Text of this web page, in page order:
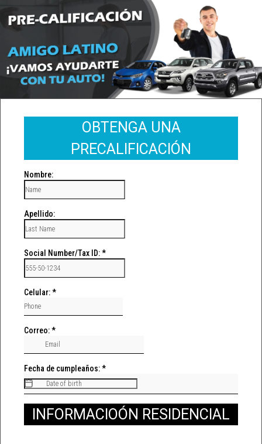
OBTENGA UNA
PRECALIFICACIÓN
Nombre:
Apellido:
Social Number/Tax ID:*
Celular:*
Correo:*
Fecha de cumpleaños:*
INFORMACIOÓN RESIDENCIAL